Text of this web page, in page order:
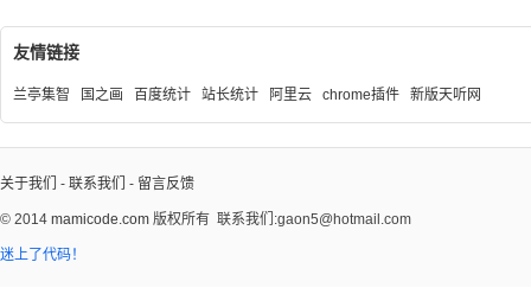
友情链接
兰亭集智 国之画 百度统计 站长统计 阿里云 chrome插件 新版天听网
关于我们 - 联系我们 - 留言反馈
© 2014 mamicode.com 版权所有 联系我们:gaon5@hotmail.com
迷上了代码！